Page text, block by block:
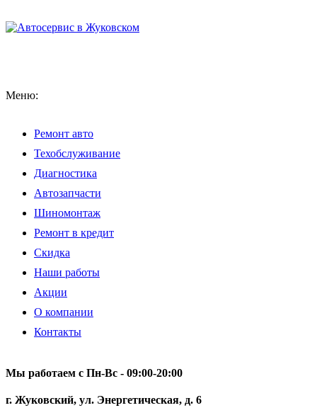
Меню:
Ремонт авто
Техобслуживание
Диагностика
Автозапчасти
Шиномонтаж
Ремонт в кредит
Скидка
Наши работы
Акции
О компании
Контакты
Мы работаем с Пн-Вc - 09:00-20:00
г. Жуковский, ул. Энергетическая, д. 6